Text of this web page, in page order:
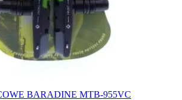
BARADINE MTB-955VC